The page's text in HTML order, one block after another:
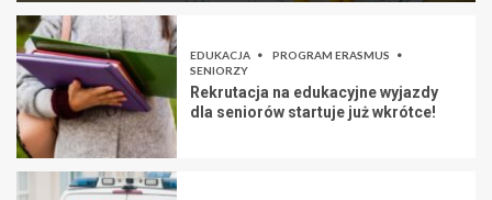
EDUKACJA
PROGRAM ERASMUS
SENIORZY
Rekrutacja na edukacyjne wyjazdy
dla seniorów startuje już wkrótce!